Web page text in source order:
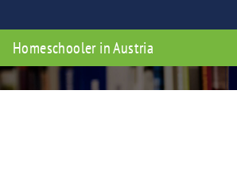
Homeschooler in Austria